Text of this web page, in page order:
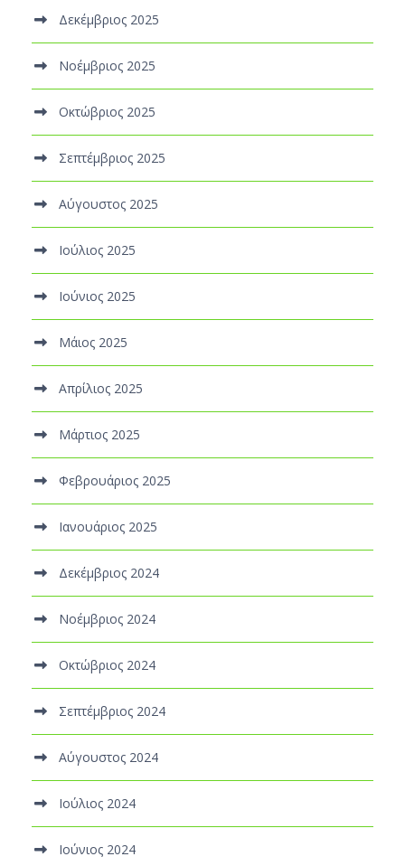
Δεκέμβριος 2025
Νοέμβριος 2025
Οκτώβριος 2025
Σεπτέμβριος 2025
Αύγουστος 2025
Ιούλιος 2025
Ιούνιος 2025
Μάιος 2025
Απρίλιος 2025
Μάρτιος 2025
Φεβρουάριος 2025
Ιανουάριος 2025
Δεκέμβριος 2024
Νοέμβριος 2024
Οκτώβριος 2024
Σεπτέμβριος 2024
Αύγουστος 2024
Ιούλιος 2024
Ιούνιος 2024